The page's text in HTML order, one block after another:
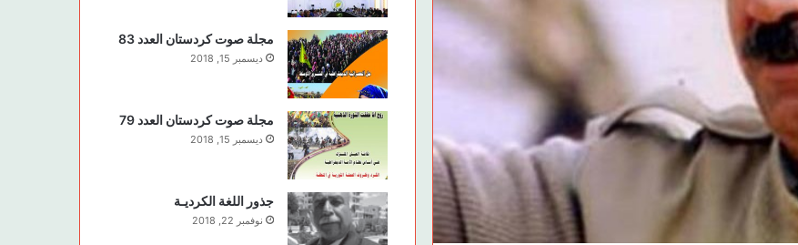
مجلة صوت كردستان العدد 83
ديسمبر 15, 2018
مجلة صوت كردستان العدد 79
ديسمبر 15, 2018
جذور اللغة الكرديـة
نوفمبر 22, 2018